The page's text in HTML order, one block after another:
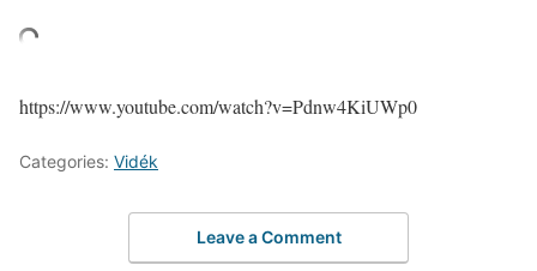
https://www.youtube.com/watch?v=Pdnw4KiUWp0
Categories: Vidék
Leave a Comment